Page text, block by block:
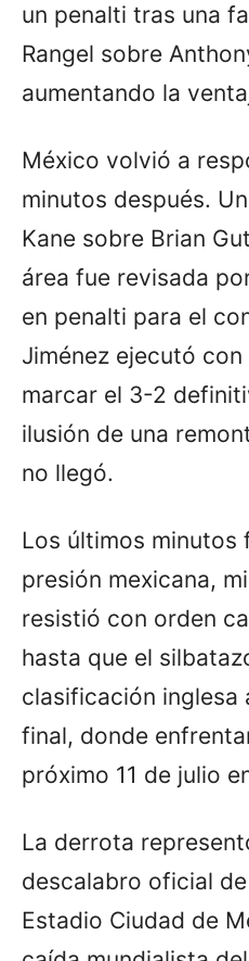
un penalti tras una
Rangel sobre
aumentando la
México volvió a
minutos después.
Kane sobre Brian
área fue revisada
en penalti para el
Jiménez ejecutó
marcar el 3-2
ilusión de una
no llegó.
Los últimos minutos
presión mexicana,
resistió con orden
hasta que el
clasificación inglesa
final, donde
próximo 11 de julio
La derrota
descalabro oficial
Estadio Ciudad de